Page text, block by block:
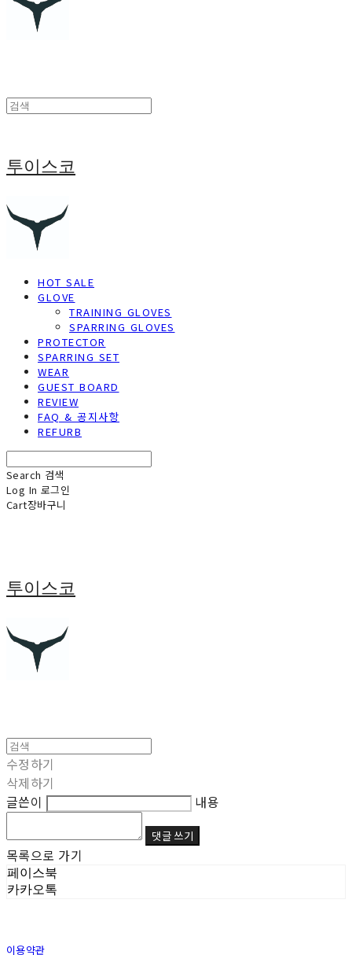
투이스코
HOT SALE
GLOVE
TRAINING GLOVES
SPARRING GLOVES
PROTECTOR
SPARRING SET
WEAR
GUEST BOARD
REVIEW
FAQ & 공지사항
REFURB
Search 검색
Log In 로그인
Cart장바구니
투이스코
수정하기
삭제하기
글쓴이
내용
댓글 쓰기
목록으로 가기
페이스북
카카오톡
이용약관